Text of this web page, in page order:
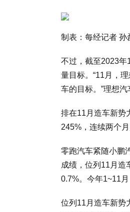
制表：每经记者 孙
不过，截至2023年
量目标。“11月，
车的目标。”理想汽
排在11月造车新势
245%，连续两个
零跑汽车紧随小鹏
成绩，位列11月造
0.7%。今年1~11
位列11月造车新势